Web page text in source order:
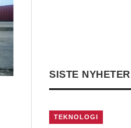
SISTE NYHETER
TEKNOLOGI